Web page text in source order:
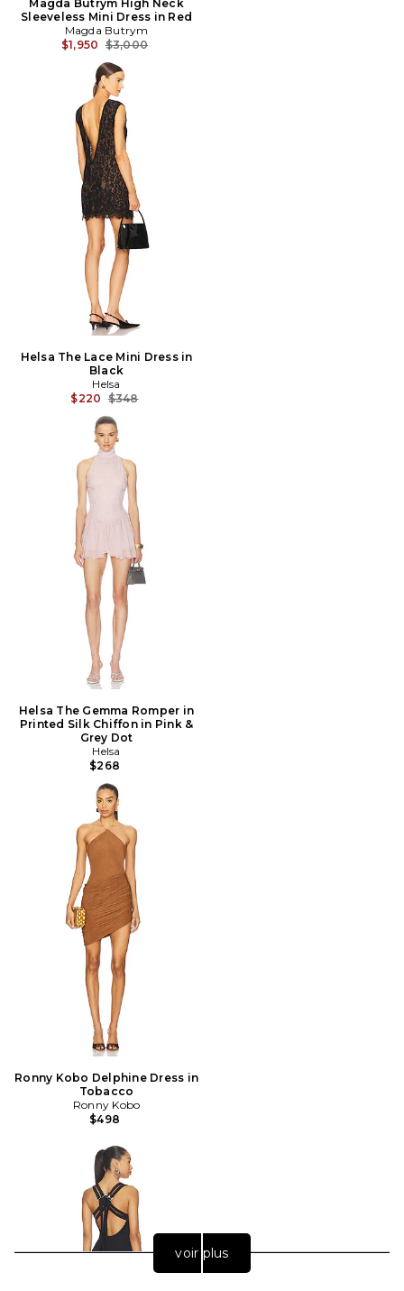
Magda Butrym High Neck
Sleeveless Mini Dress in Red
Magda Butrym
$1,950 Prix Avant Réduction:
$3,000
Helsa The Lace Mini Dress in
Black
Helsa
$220 Prix Avant Réduction:
$348
Helsa The Gemma Romper in
Printed Silk Chiffon in Pink &
Grey Dot
Helsa
$268
Ronny Kobo Delphine Dress in
Tobacco
Ronny Kobo
$498
voir plus